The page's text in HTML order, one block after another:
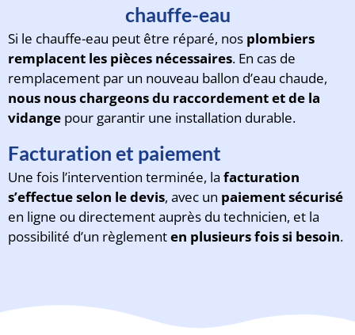
chauffe-eau
Si le chauffe-eau peut être réparé, nos plombiers
remplacent les pièces nécessaires. En cas de
remplacement par un nouveau ballon d’eau chaude,
nous nous chargeons du raccordement et de la
vidange pour garantir une installation durable.
Facturation et paiement
Une fois l’intervention terminée, la facturation
s’effectue selon le devis, avec un paiement sécurisé
en ligne ou directement auprès du technicien, et la
possibilité d’un règlementen plusieurs fois si besoin.